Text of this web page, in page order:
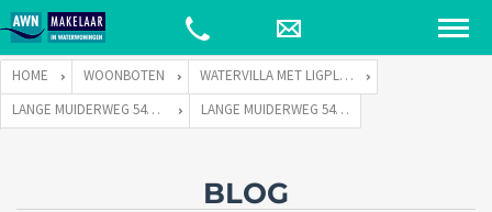
HOME WOONBOTEN
WATERVILLA MET LIGPLAATS
LANGE MUIDERWEG 544 TE 1382 LC WEESP
LANGE MUIDERWEG 544S WEESP-10
BLOG